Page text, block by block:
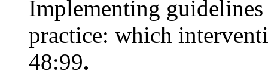
Implementing
practice: which
48:99.